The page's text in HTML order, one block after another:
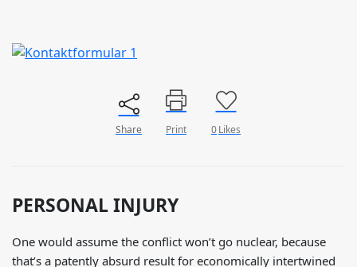
Share Print 0Likes
PERSONAL INJURY
One would assume the conflict won’t go nuclear, because
that’s a patently absurd result for economically intertwined